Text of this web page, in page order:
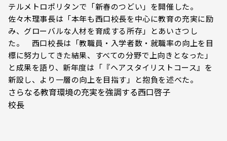
テルメトロポリタンで「新春のつどい」を開催した。
佐々木理事長は「本年も西口校長を中心に教育の充実に励
み、グローバルな人材を育成する所存」とあいさつし
た。 西口校長は「教職員・入学者数・就職率の向上を目
標に努力してきた結果、すべての分野で上向きとなった」
と成果を語り、新年度は「『ヘアスタイリストコース』を
新設し、より一層の向上を目指す」と抱負を述べた。
さらなる教育環境の充実を強調する西口啓子
校長